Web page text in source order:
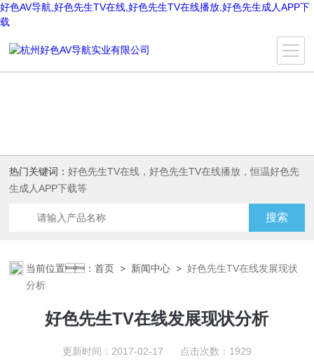
好色AV导航,好色先生TV在线,好色先生TV在线播放,好色先生成人APP下
载
热门关键词：好色先生TV在线，好色先生TV在线播放，恒温好色先
生成人APP下载等
当前位置：首页 > 新闻中心 >好色先生TV在线发展现状
分析
好色先生TV在线发展现状分析
更新时间：2017-02-17 点击次数：1929